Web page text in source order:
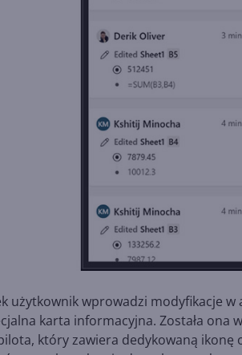
użytkownik wprowadzi modyfikacje
karta informacyjna. Została
który zawiera dedykowaną ikonę